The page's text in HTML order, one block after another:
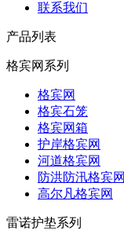
联系我们
产品列表
格宾网系列
格宾网
格宾石笼
格宾网箱
护岸格宾网
河道格宾网
防洪防汛格宾网
高尔凡格宾网
雷诺护垫系列